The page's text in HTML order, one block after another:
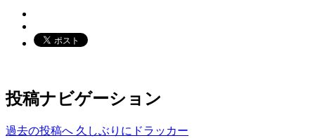
投稿ナビゲーション
過去の投稿へ 久しぶりにドラッカー